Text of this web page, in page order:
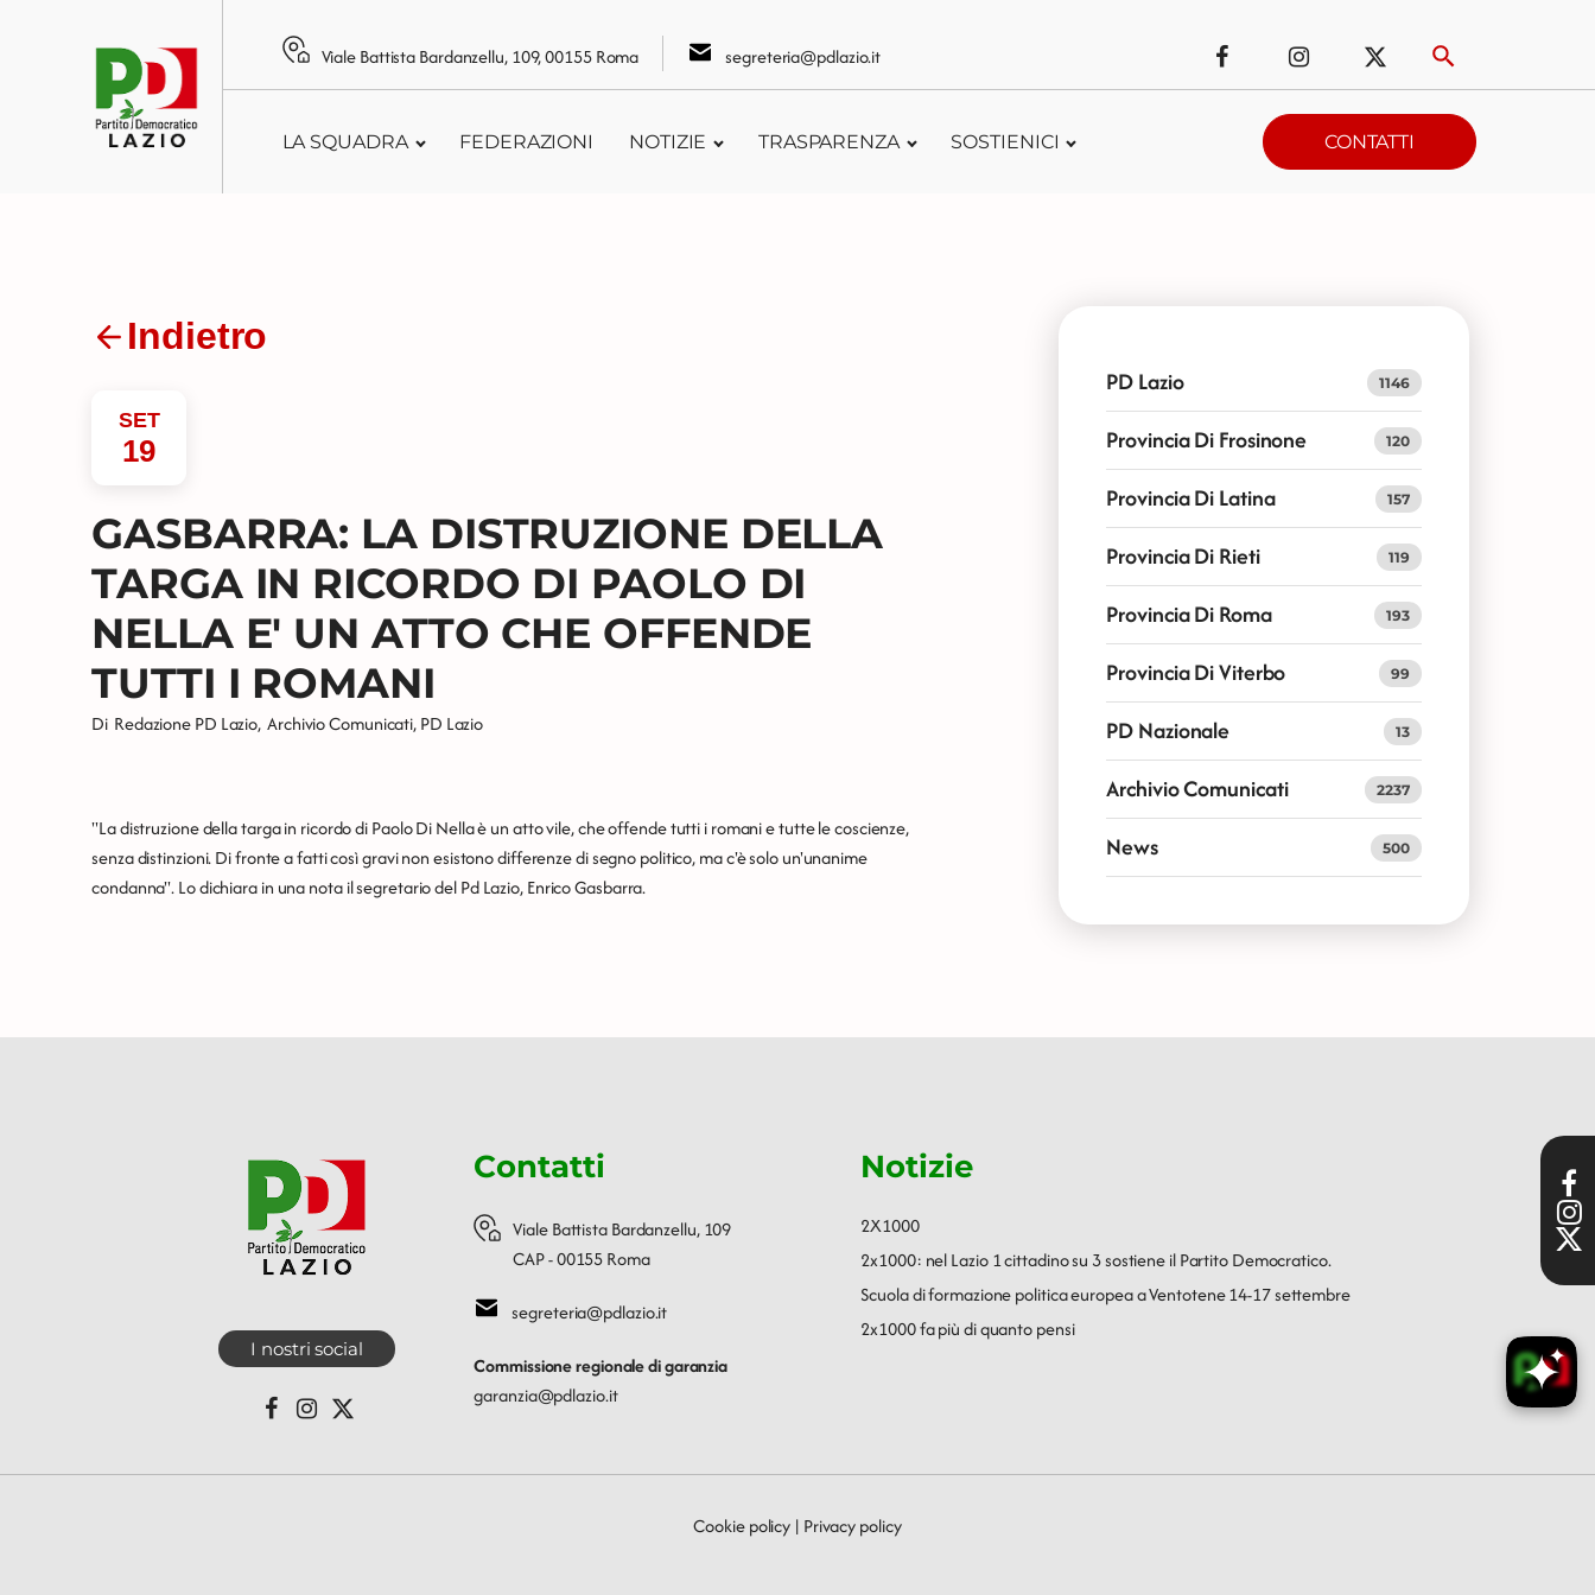
Viale Battista Bardanzellu, 109, 00155 Roma segreteria@pdlazio.it
LA SQUADRA FEDERAZIONI NOTIZIE TRASPARENZA SOSTIENICI CONTATTI
Indietro
SET
19
GASBARRA: LA DISTRUZIONE DELLA
TARGA IN RICORDO DI PAOLO DI
NELLA E' UN ATTO CHE OFFENDE
TUTTI I ROMANI
Di Redazione PD Lazio, Archivio Comunicati,PD Lazio
"La distruzione della targa in ricordo di Paolo Di Nella è un atto vile, che offende tutti i romani e tutte le coscienze,
senza distinzioni. Di fronte a fatti così gravi non esistono differenze di segno politico, ma c'è solo un'unanime
condanna". Lo dichiara in una nota il segretario del Pd Lazio, Enrico Gasbarra.
PD Lazio 1146
Provincia Di Frosinone 120
Provincia Di Latina 157
Provincia Di Rieti 119
Provincia Di Roma 193
Provincia Di Viterbo 99
PD Nazionale 13
Archivio Comunicati 2237
News 500
I nostri social
Contatti
Viale Battista Bardanzellu, 109
CAP - 00155 Roma
segreteria@pdlazio.it
Commissione regionale di garanzia
garanzia@pdlazio.it
Notizie
2X1000
2x1000: nel Lazio 1 cittadino su 3 sostiene il Partito Democratico.
Scuola di formazione politica europea a Ventotene 14-17 settembre
2x1000 fa più di quanto pensi
Cookie policy | Privacy policy